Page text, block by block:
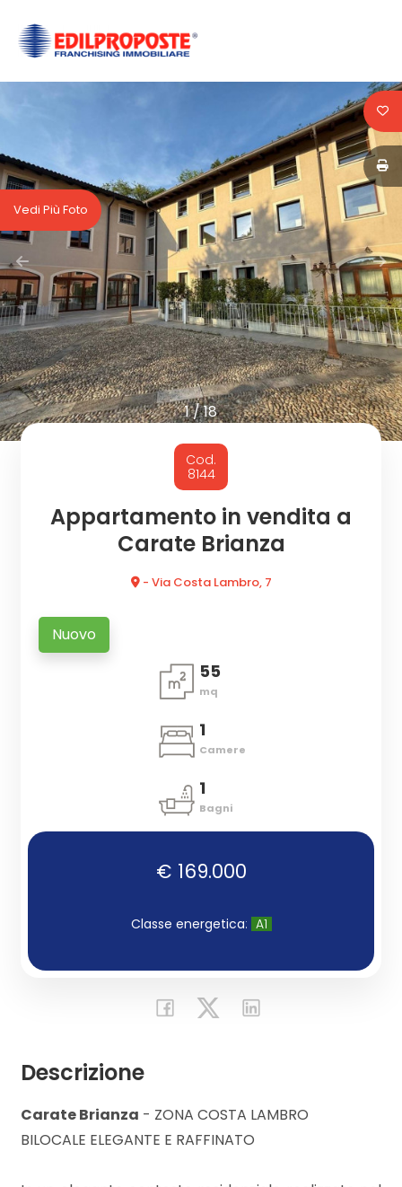
1/18
Vedi Più Foto
Cod.
8144
Appartamento in vendita a
Carate Brianza
- Via Costa Lambro, 7
Nuovo
55
mq
1
Camere
1
Bagni
€ 169.000
Classe energetica: A1
Descrizione
Carate Brianza - ZONA COSTA LAMBRO
BILOCALE ELEGANTE E RAFFINATO
HOME
AFFILIATI
VENDITA
AFFITTO
ACQUISIZIONE
LAVORA
Codice
Qualsiasi
Vendita
Affitto
Scegli
dove
cercare
Comune
Tipologia